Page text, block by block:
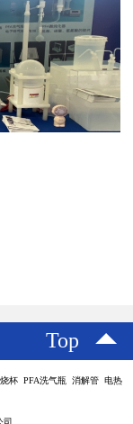
Top
杯 PFA洗气瓶 消解管 电热